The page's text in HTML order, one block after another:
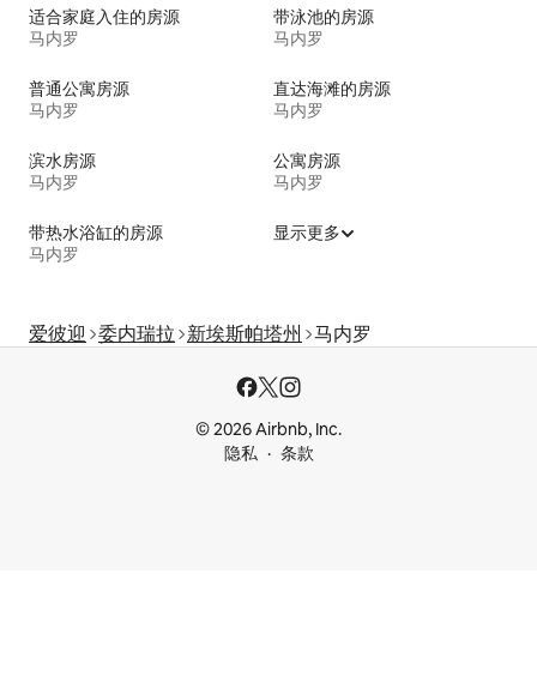
适合家庭入住的房源
马内罗
带泳池的房源
马内罗
普通公寓房源
马内罗
直达海滩的房源
马内罗
滨水房源
马内罗
公寓房源
马内罗
带热水浴缸的房源
马内罗
显示更多
爱彼迎 委内瑞拉 新埃斯帕塔州 马内罗
© 2026 Airbnb, Inc.
隐私
条款